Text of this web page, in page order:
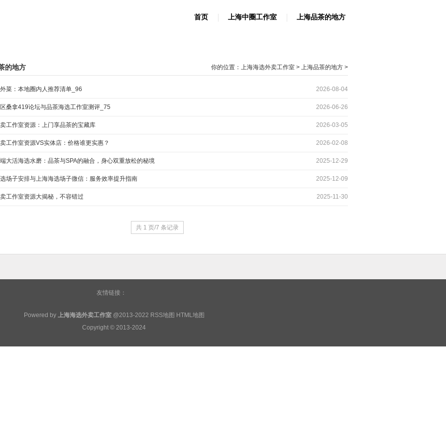
首页 上海中圈工作室 上海品茶的地方
的地方 你的位置： 上海海选外卖工作室> 上海品茶的地方>
2026-08-04
菜：本地圈内人推荐清单_96
2026-06-26
桑拿419论坛与品茶海选工作室测评_75
2026-03-05
工作室资源：上门享品茶的宝藏库
2026-02-08
工作室资源VS实体店：价格谁更实惠？
2025-12-29
大活海选水磨：品茶与SPA的融合，身心双重放松的秘境
2025-12-09
场子安排与上海海选场子微信：服务效率提升指南
2025-11-30
工作室资源大揭秘，不容错过
共 1 页/7 条记录
友情链接：
Powered by 上海海选外卖工作室@2013-2022 RSS地图 HTML地图
Copyright © 2013-2024